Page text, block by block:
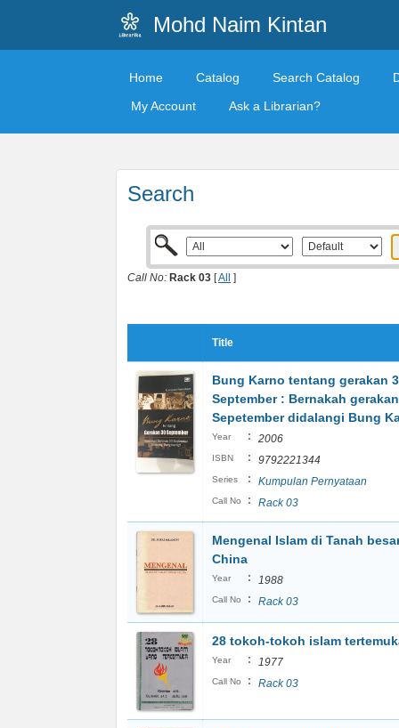
Mohd Naim Kintan
Home Catalog Search Catalog
My Account
Ask a Librarian?
Search
Call No: Rack 03 [All ]
Title
Bung Karno tentang gerakan
September : Bernakah
Sepetember didalangi Bung
Year : 2006
ISBN : 9792221344
Series : Kumpulan Pernyataan
Call No : Rack 03
Mengenal Islam di Tanah
China
Year : 1988
Call No : Rack 03
28 tokoh-tokoh islam
Year : 1977
Call No : Rack 03